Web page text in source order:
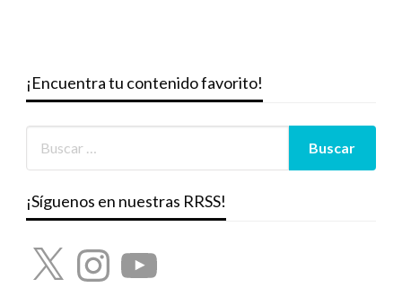
¡Encuentra tu contenido favorito!
¡Síguenos en nuestras RRSS!
X InstagramYouTube